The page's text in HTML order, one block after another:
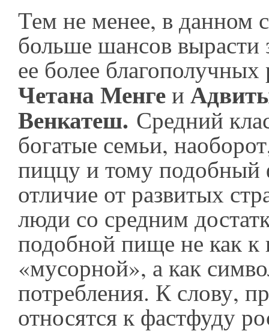
Тем не менее, в данном
больше шансов вырасти
ее более благополучных
Четана Менгеи
Венкатеш. Средний
богатые семьи,
пиццу и тому подобный
отличие от развитых
люди со средним
подобной пище не как к
«мусорной», а как
потребления. К слову,
относятся к фастфуду